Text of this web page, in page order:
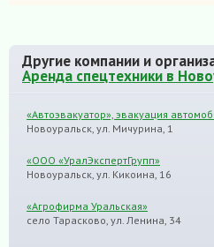
Другие компании и
Аренда спецтехники в
«Автоэвакуатор», эвакуация
Новоуральск, ул. Мичурина, 1
«ООО «УралЭкспертГрупп»
Новоуральск, ул. Кикоина, 16
«Агрофирма Уральская»
село Тарасково, ул. Ленина, 34